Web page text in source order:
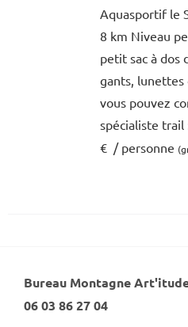
Aquasportif le
8 km Niveau
petit sac à dos
gants, lunettes
vous pouvez
spécialiste trail
€ / personne
Bureau Montagne
06 03 86 27 04